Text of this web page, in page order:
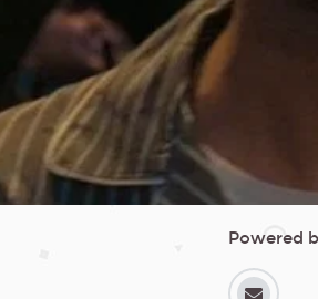
Powered